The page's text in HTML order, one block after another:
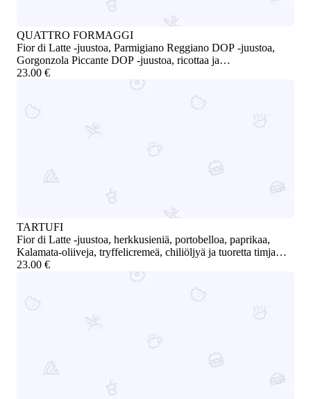
QUATTRO FORMAGGI
Fior di Latte -juustoa, Parmigiano Reggiano DOP -juustoa,
Gorgonzola Piccante DOP -juustoa, ricottaa ja
kirsikkatomaattihilloa / Fior di Latte, Parmigiano Reggiano
DOP, Gorgonzola Piccante DOP, ricotta, and cherry tomato
23.00 €
TARTUFI
Fior di Latte -juustoa, herkkusieniä, portobelloa, paprikaa,
Kalamata-oliiveja, tryffelicremeä, chiliöljyä ja tuoretta timjamia.
Hieman tulinen / Fior di Latte cheese, mushrooms, portobello,
peppers, Kalamata olives, truffle cream, chili oil, and fresh
23.00 €